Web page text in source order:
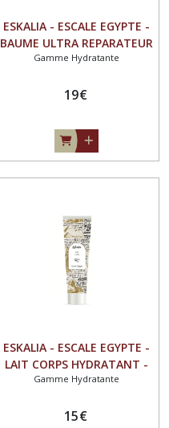
ESKALIA - ESCALE EGYPTE -
BAUME ULTRA REPARATEUR
VISAGE ET CORPS 100ML
100ML
Gamme Hydratante
19€
ESKALIA - ESCALE EGYPTE -
LAIT CORPS HYDRATANT -
ACACIA - JOJOBA-
Gamme Hydratante
15€